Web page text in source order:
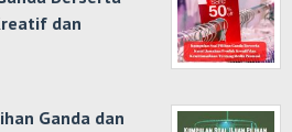
dan
Ganda dan